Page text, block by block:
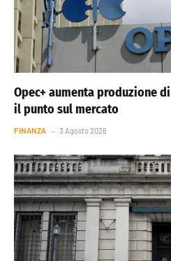
Opec+ aumenta produzione
il punto sul mercato
FINANZA 3 Agosto 2026